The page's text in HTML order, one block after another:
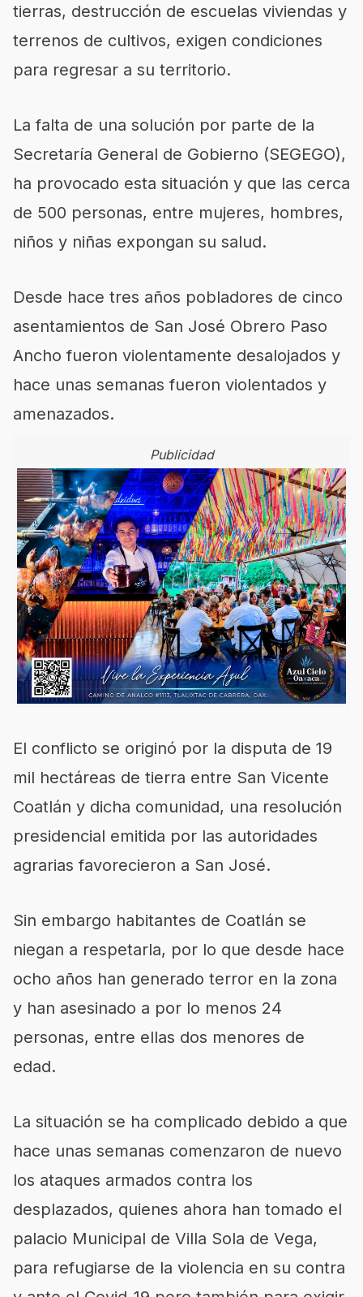
tierras, destrucción de escuelas viviendas y
terrenos de cultivos, exigen condiciones
para regresar a su territorio.
La falta de una solución por parte de la
Secretaría General de Gobierno (SEGEGO),
ha provocado esta situación y que las cerca
de 500 personas, entre mujeres, hombres,
niños y niñas expongan su salud.
Desde hace tres años pobladores de cinco
asentamientos de San José Obrero Paso
Ancho fueron violentamente desalojados y
hace unas semanas fueron violentados y
amenazados.
Publicidad
El conflicto se originó por la disputa de 19
mil hectáreas de tierra entre San Vicente
Coatlán y dicha comunidad, una resolución
presidencial emitida por las autoridades
agrarias favorecieron a San José.
Sin embargo habitantes de Coatlán se
niegan a respetarla, por lo que desde hace
ocho años han generado terror en la zona
y han asesinado a por lo menos 24
personas, entre ellas dos menores de
edad.
La situación se ha complicado debido a que
hace unas semanas comenzaron de nuevo
los ataques armados contra los
desplazados, quienes ahora han tomado el
palacio Municipal de Villa Sola de Vega,
para refugiarse de la violencia en su contra